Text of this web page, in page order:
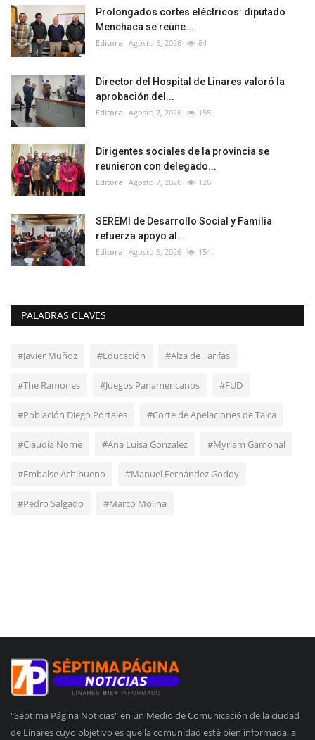
Prolongados cortes eléctricos: diputado
Menchaca se reúne...
Editora Agosto 8, 2026 84
Director del Hospital de Linares valoró la
aprobación del...
Editora Agosto 7, 2026 155
Dirigentes sociales de la provincia se
reunieron con delegado...
Editora Agosto 7, 2026 126
SEREMI de Desarrollo Social y Familia
refuerza apoyo al...
Editora Agosto 6, 2026 154
PALABRAS CLAVES
#Javier Muñoz #Educación #Alza de Tarifas
#The Ramones #Juegos Panamericanos #FUD
#Población Diego Portales #Corte de Apelaciones de Talca
#Claudia Nome #Ana Luisa González #Myriam Gamonal
#Embalse Achibueno #Manuel Fernández Godoy
#Pedro Salgado #Marco Molina
"Séptima Página Noticias" en un Medio de Comunicación de la ciudad
de Linares cuyo objetivo es que la comunidad esté bien informada, a